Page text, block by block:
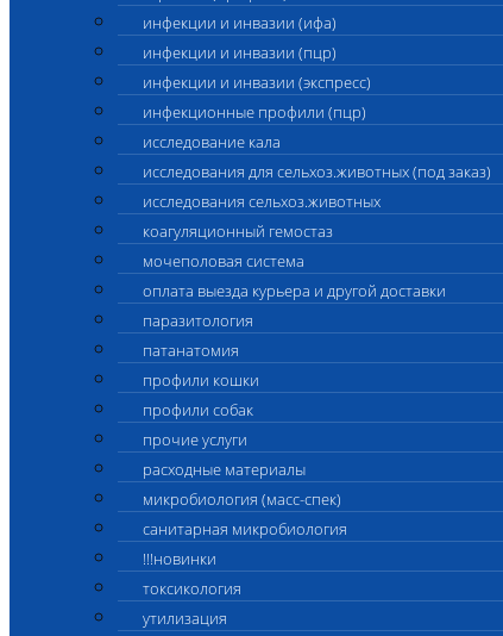
инфекции и инвазии (ифа)
инфекции и инвазии (пцр)
инфекции и инвазии (экспресс)
инфекционные профили (пцр)
исследование кала
исследования для сельхоз.животных (под заказ)
исследования сельхоз.животных
коагуляционный гемостаз
мочеполовая система
оплата выезда курьера и другой доставки
паразитология
патанатомия
профили кошки
профили собак
прочие услуги
расходные материалы
микробиология (масс-спек)
санитарная микробиология
!!!новинки
токсикология
утилизация